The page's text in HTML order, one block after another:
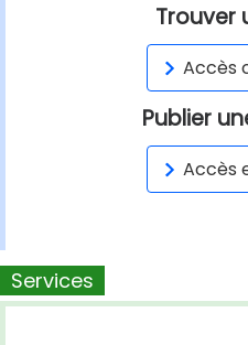
Trouver
Accès
Publier
Accès
Services